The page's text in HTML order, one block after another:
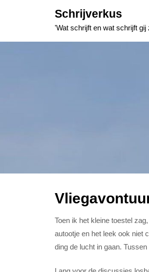
Schrijverkus
'Wat schrijft en wat schrijft gij
Toen ik het kleine toestel
autootje en het leek ook niet
ding de lucht in gaan.